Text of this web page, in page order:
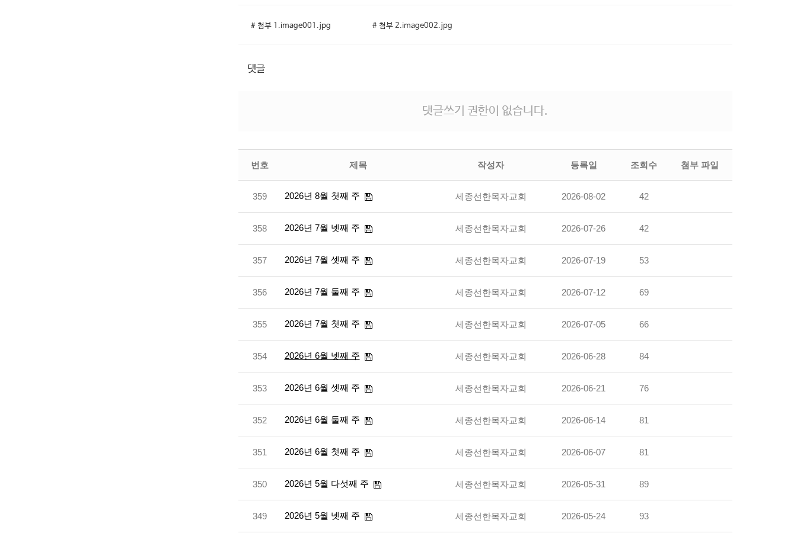
# 첨부 1.image001.jpg # 첨부 2.image002.jpg
댓글
댓글쓰기 권한이 없습니다.
번호 제목 작성자 등록일 조회수 첨부 파일
359 2026년 8월 첫째 주 세종선한목자교회 2026-08-02 42
358 2026년 7월 넷째 주 세종선한목자교회 2026-07-26 42
357 2026년 7월 셋째 주 세종선한목자교회 2026-07-19 53
356 2026년 7월 둘째 주 세종선한목자교회 2026-07-12 69
355 2026년 7월 첫째 주 세종선한목자교회 2026-07-05 66
354 2026년 6월 넷째 주 세종선한목자교회 2026-06-28 84
353 2026년 6월 셋째 주 세종선한목자교회 2026-06-21 76
352 2026년 6월 둘째 주 세종선한목자교회 2026-06-14 81
351 2026년 6월 첫째 주 세종선한목자교회 2026-06-07 81
350 2026년 5월 다섯째 주 세종선한목자교회 2026-05-31 89
349 2026년 5월 넷째 주 세종선한목자교회 2026-05-24 93